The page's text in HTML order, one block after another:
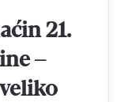
21.
–